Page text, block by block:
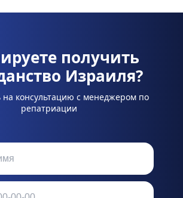
получить
Израиля?
консультацию с менеджером по
репатриации